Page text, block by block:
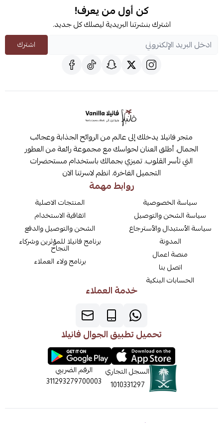
كن أول من يعرف!
اشترك بنشرتنا البريدية ليصلك كل جديد.
اشترك
متجر فانيلا يدخلك إلى عالم من الروائح الجذابة وعجائب
الجمال. أطلق العنان لحواسك مع مجموعة رائعة من العطور
التي تأسر القلوب. تميزي بجمالك باستخدام مستحضرات
التجميل الفاخرة. انظم لاسرتنا الان
روابط مهمة
سياسة الخصوصية
سياسة الشحن والتوصيل
سياسة الأستبدال والأسترجاع
المدونة
منصة اعمال
اتصل بنا
الحسابات البنكية
المنتجات الاصلية
اتفاقية الاستخدام
الشحن والتوصيل والدفع
برنامج فانيلا للمؤثرين وشركاء
النجاح
برنامج ولاء العملاء
خدمة العملاء
تحميل تطبيق الجوال فانيلا
السجل التجاري
1010331297
الرقم الضريبي
311293279700003